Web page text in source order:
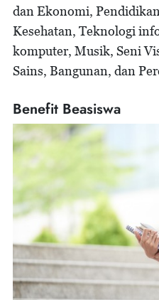
dan Ekonomi,
Kesehatan, Teknologi
komputer, Musik, Seni
Sains, Bangunan, dan
Benefit Beasiswa